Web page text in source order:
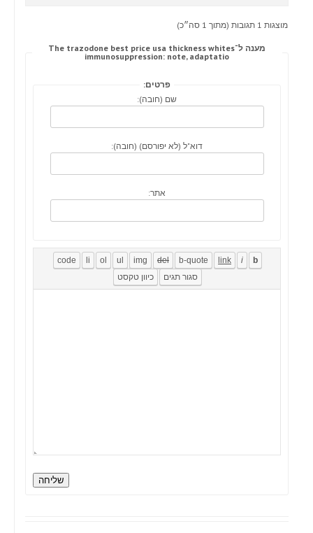
מוצגות 1 תגובות (מתוך 1 סה״כ)
מענה ל־The trazodone best price usa thickness whites
immunosuppression: note, adaptatio
פרטים:
שם (חובה):
דוא"ל (לא יפורסם) (חובה):
אתר:
שליחה